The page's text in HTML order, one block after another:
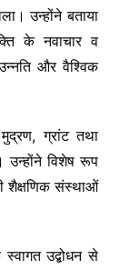
उन्होंने बताया
के नवाचार व
और वैश्विक
ग्रांट तथा
उन्होंने विशेष रूप
शैक्षणिक संस्थाओं
उद्बोधन से